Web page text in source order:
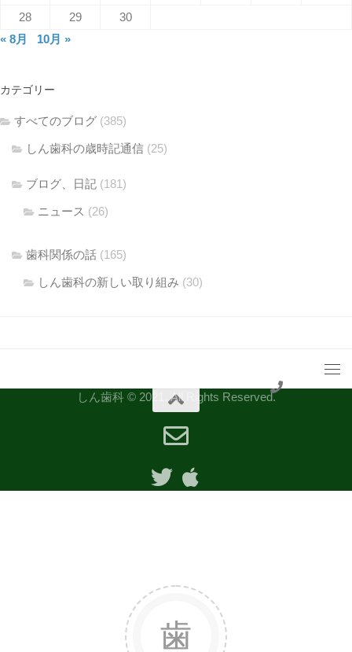
28
29
30
« 8月
10月 »
カテゴリー
すべてのブログ (385)
しん歯科の歳時記通信 (25)
ブログ、日記 (181)
ニュース (26)
歯科関係の話 (165)
しん歯科の新しい取り組み (30)
しん歯科 © 2021. All Rights Reserved.